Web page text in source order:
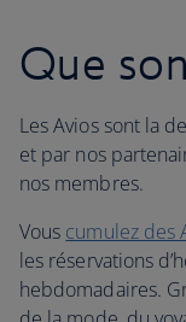
Que
Les Avios sont la
et par nos
nos membres.
Vous cumulez des
les réservations
hebdomadaires.